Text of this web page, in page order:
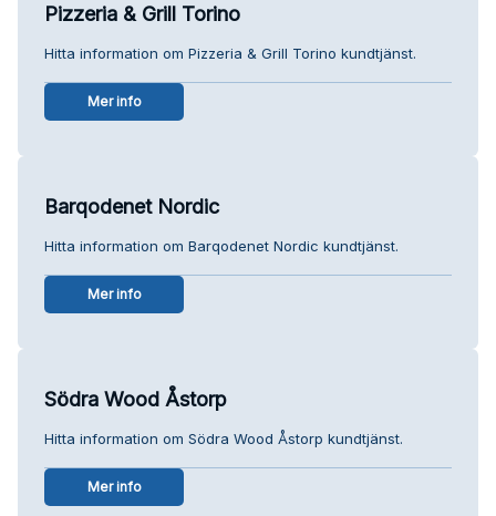
Pizzeria & Grill Torino
Hitta information om Pizzeria & Grill Torino kundtjänst.
Mer info
Barqodenet Nordic
Hitta information om Barqodenet Nordic kundtjänst.
Mer info
Södra Wood Åstorp
Hitta information om Södra Wood Åstorp kundtjänst.
Mer info